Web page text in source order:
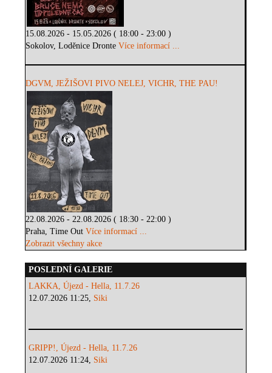
15.08.2026 - 15.05.2026 ( 18:00 - 23:00 )
Sokolov, Loděnice DronteVíce informací ...
DGVM, JEŽIŠOVI PIVO NELEJ, VICHR, THE PAU!
22.08.2026 - 22.08.2026 ( 18:30 - 22:00 )
Praha, Time OutVíce informací ...
Zobrazit všechny akce
POSLEDNÍ GALERIE
LAKKA, Újezd - Hella, 11.7.26
12.07.2026 11:25, Siki
GRIPP!, Újezd - Hella, 11.7.26
12.07.2026 11:24, Siki